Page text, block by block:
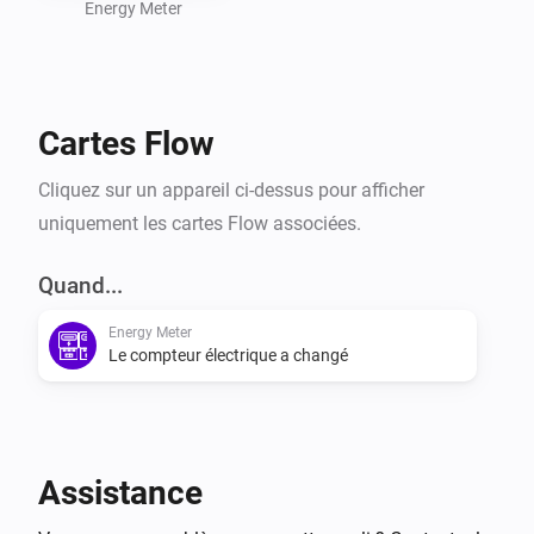
Energy Meter
Cartes Flow
Cliquez sur un appareil ci-dessus pour afficher
uniquement les cartes Flow associées.
Quand...
Energy Meter
Le compteur électrique a changé
Assistance